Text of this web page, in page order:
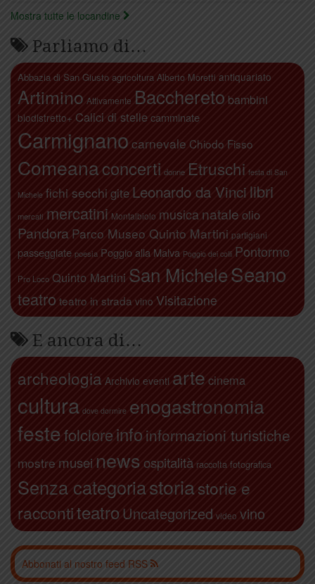
Mostra tutte le locandine
Parliamo di…
Abbazia di San Giusto agricoltura Alberto Moretti antiquariato
Artimino Attivamente Bacchereto bambini
biodistretto+ Calici di stellecamminate
Carmignano carnevale Chiodo Fisso
Comeanaconcerti donne Etruschi festa di San
Michele fichi secchi gite Leonardo da Vinci libri
mercati mercatini Montalbiolo musica natale olio
Pandora Parco Museo Quinto Martini partigiani
passeggiate poesia Poggio alla Malva Poggio dei colli Pontormo
Pro Loco Quinto Martini San MicheleSeano
teatro teatro in strada vino Visitazione
E ancora di…
archeologia Archivio eventi arte cinema
cultura dove dormire enogastronomia
festefolcloreinfo informazioni turistiche
mostre musei news ospitalità raccolta fotografica
Senza categoriastoriastorie e
raccontiteatro Uncategorized video vino
Abbonati al nostro feed RSS